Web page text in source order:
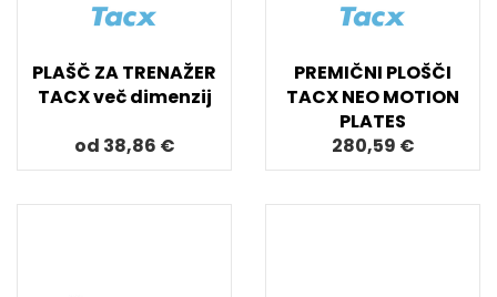
PLAŠČ ZA TRENAŽER
TACX več dimenzij
od 38,86 €
PREMIČNI PLOŠČI
TACX NEO MOTION
PLATES
280,59 €